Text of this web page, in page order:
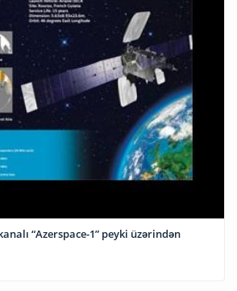
“Azerspace-1” peyki üzərindən